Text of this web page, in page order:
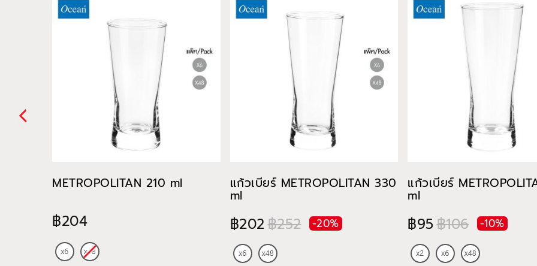
METROPOLITAN 210 ml
฿204
แก้วเบียร์ METROPOLITAN 330
ml
฿202฿252 -20%
แก้วเบียร์
ml
฿95฿106 -10%